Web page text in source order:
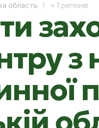
область + 1 регіонів